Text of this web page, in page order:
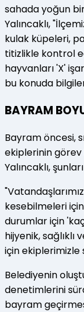
sahada yoğun
Yalıncaklı,
kulak küpeleri,
titizlikle kontrol
hayvanları 'X'
bu konuda
BAYRAM
Bayram öncesi,
ekiplerinin görev
Yalıncaklı,
kesebilmeleri
durumlar için
hijyenik,
için ekiplerimizle
Belediyenin
denetimlerini
bayram